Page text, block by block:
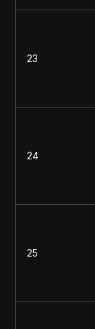
23
24
25